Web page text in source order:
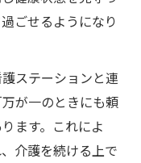
ごせるようになり
ステーションと連
が一のときにも頼
ます。これによ
介護を続ける上で